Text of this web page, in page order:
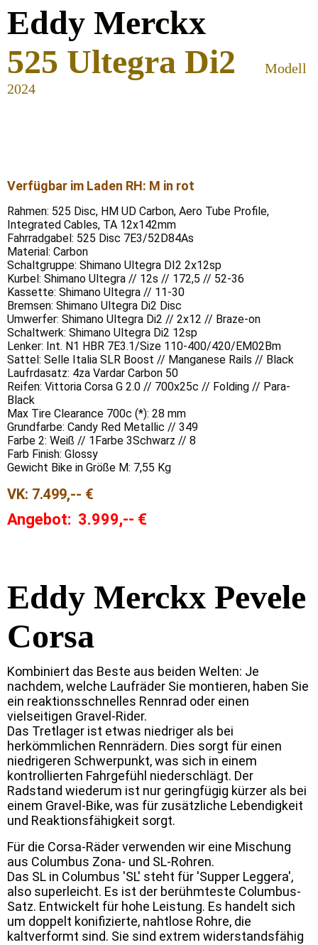
Eddy Merckx
525 Ultegra Di2 Modell
2024
Verfügbar im Laden RH: M in rot
Rahmen: 525 Disc, HM UD Carbon, Aero Tube Profile,
Integrated Cables, TA 12x142mm
Fahrradgabel: 525 Disc 7E3/52D84As
Material: Carbon
Schaltgruppe: Shimano Ultegra DI2 2x12sp
Kurbel: Shimano Ultegra // 12s // 172,5 // 52-36
Kassette: Shimano Ultegra // 11-30
Bremsen: Shimano Ultegra Di2 Disc
Umwerfer: Shimano Ultegra Di2 // 2x12 // Braze-on
Schaltwerk: Shimano Ultegra Di2 12sp
Lenker: Int. N1 HBR 7E3.1/Size 110-400/420/EM02Bm
Sattel: Selle Italia SLR Boost // Manganese Rails // Black
Laufrdasatz: 4za Vardar Carbon 50
Reifen: Vittoria Corsa G 2.0 // 700x25c // Folding // Para-
Black
Max Tire Clearance 700c (*): 28 mm
Grundfarbe: Candy Red Metallic // 349
Farbe 2: Weiß // 1Farbe 3Schwarz // 8
Farb Finish: Glossy
Gewicht Bike in Größe M: 7,55 Kg
VK: 7.499,-- €
Angebot: 3.999,-- €
Eddy Merckx Pevele
Corsa
Kombiniert das Beste aus beiden Welten: Je
nachdem, welche Laufräder Sie montieren, haben Sie
ein reaktionsschnelles Rennrad oder einen
vielseitigen Gravel-Rider.
Das Tretlager ist etwas niedriger als bei
herkömmlichen Rennrädern. Dies sorgt für einen
niedrigeren Schwerpunkt, was sich in einem
kontrollierten Fahrgefühl niederschlägt. Der
Radstand wiederum ist nur geringfügig kürzer als bei
einem Gravel-Bike, was für zusätzliche Lebendigkeit
und Reaktionsfähigkeit sorgt.
Für die Corsa-Räder verwenden wir eine Mischung
aus Columbus Zona- und SL-Rohren.
Das SL in Columbus 'SL' steht für 'Supper Leggera',
also superleicht. Es ist der berühmteste Columbus-
Satz. Entwickelt für hohe Leistung. Es handelt sich
um doppelt konifizierte, nahtlose Rohre, die
kaltverformt sind. Sie sind extrem widerstandsfähig